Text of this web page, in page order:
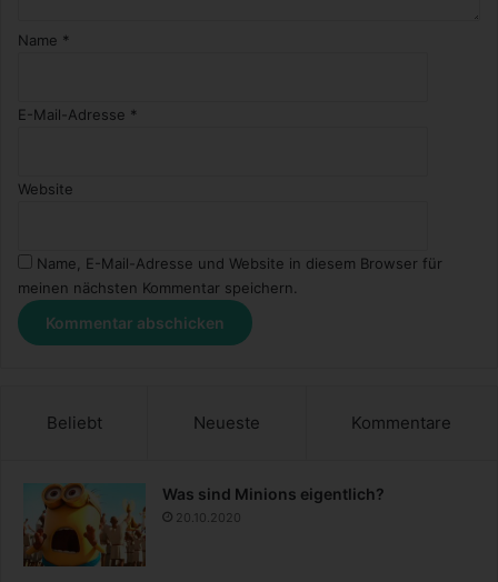
Name *
E-Mail-Adresse *
Website
Name, E-Mail-Adresse und Website in diesem Browser für
meinen nächsten Kommentar speichern.
Beliebt Neueste Kommentare
Was sind Minions eigentlich?
20.10.2020